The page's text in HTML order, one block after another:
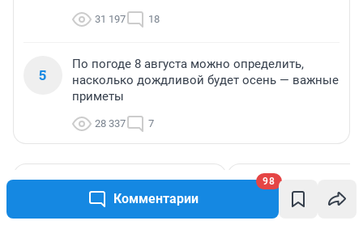
Комментарии
98
31 197 18
5
По погоде 8 августа можно определить,
насколько дождливой будет осень — важные
приметы
28 337 7
МНЕНИЕ
Звезды услышат
МНЕНИЕ
Колобок-